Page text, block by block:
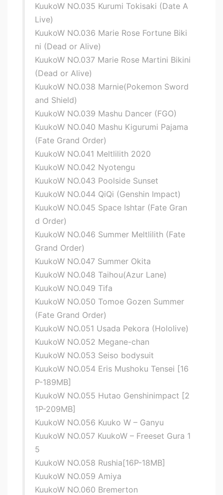
KuukoW NO.035 Kurumi Tokisaki (Date A
Live)
KuukoW NO.036 Marie Rose Fortune Biki
ni (Dead or Alive)
KuukoW NO.037 Marie Rose Martini Bikini
(Dead or Alive)
KuukoW NO.038 Marnie(Pokemon Sword
and Shield)
KuukoW NO.039 Mashu Dancer (FGO)
KuukoW NO.040 Mashu Kigurumi Pajama
(Fate Grand Order)
KuukoW NO.041 Meltlilith 2020
KuukoW NO.042 Nyotengu
KuukoW NO.043 Poolside Sunset
KuukoW NO.044 QiQi (Genshin Impact)
KuukoW NO.045 Space Ishtar (Fate Gran
d Order)
KuukoW NO.046 Summer Meltlilith (Fate
Grand Order)
KuukoW NO.047 Summer Okita
KuukoW NO.048 Taihou(Azur Lane)
KuukoW NO.049 Tifa
KuukoW NO.050 Tomoe Gozen Summer
(Fate Grand Order)
KuukoW NO.051 Usada Pekora (Hololive)
KuukoW NO.052 Megane-chan
KuukoW NO.053 Seiso bodysuit
KuukoW NO.054 Eris Mushoku Tensei [16
P-189MB]
KuukoW NO.055 Hutao Genshinimpact [2
1P-209MB]
KuukoW NO.056 Kuuko W – Ganyu
KuukoW NO.057 KuukoW – Freeset Gura 1
5
KuukoW NO.058 Rushia[16P-18MB]
KuukoW NO.059 Amiya
KuukoW NO.060 Bremerton